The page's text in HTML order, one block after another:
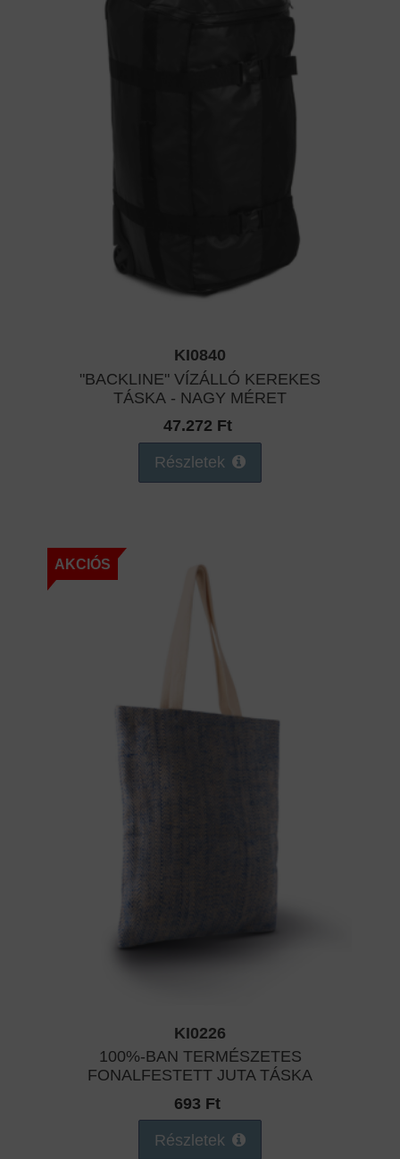
KI0840
"BACKLINE" VÍZÁLLÓ KEREKES
TÁSKA - NAGY MÉRET
47.272 Ft
Részletek
AKCIÓS
KI0226
100%-BAN TERMÉSZETES
FONALFESTETT JUTA TÁSKA
693 Ft
Részletek